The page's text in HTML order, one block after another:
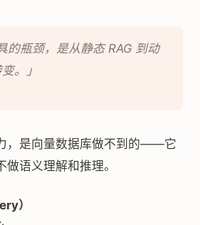
的瓶颈，是从静态 RAG 到动
。」
，是向量数据库做不到的——它
语义理解和推理。
）